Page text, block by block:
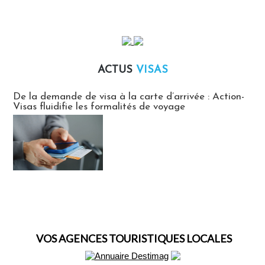
ACTUS VISAS
De la demande de visa à la carte d’arrivée : Action-
Visas fluidifie les formalités de voyage
VOS AGENCES TOURISTIQUES LOCALES